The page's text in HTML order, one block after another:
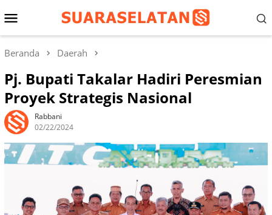
ke
Menu
Mobile
Beranda Daerah
Pj. Bupati Takalar Hadiri Peresmian
Proyek Strategis Nasional
Rabbani
02/22/2024